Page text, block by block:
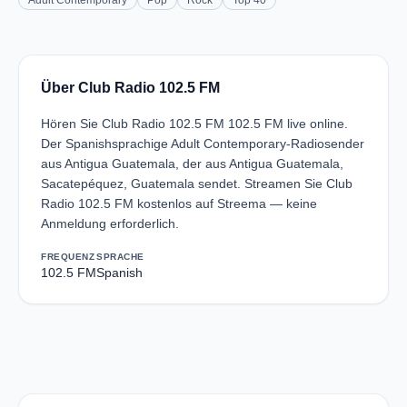
Über Club Radio 102.5 FM
Hören Sie Club Radio 102.5 FM 102.5 FM live online.
Der Spanishsprachige Adult Contemporary-Radiosender
aus Antigua Guatemala, der aus Antigua Guatemala,
Sacatepéquez, Guatemala sendet. Streamen Sie Club
Radio 102.5 FM kostenlos auf Streema — keine
Anmeldung erforderlich.
FREQUENZ
102.5 FM
SPRACHE
Spanish